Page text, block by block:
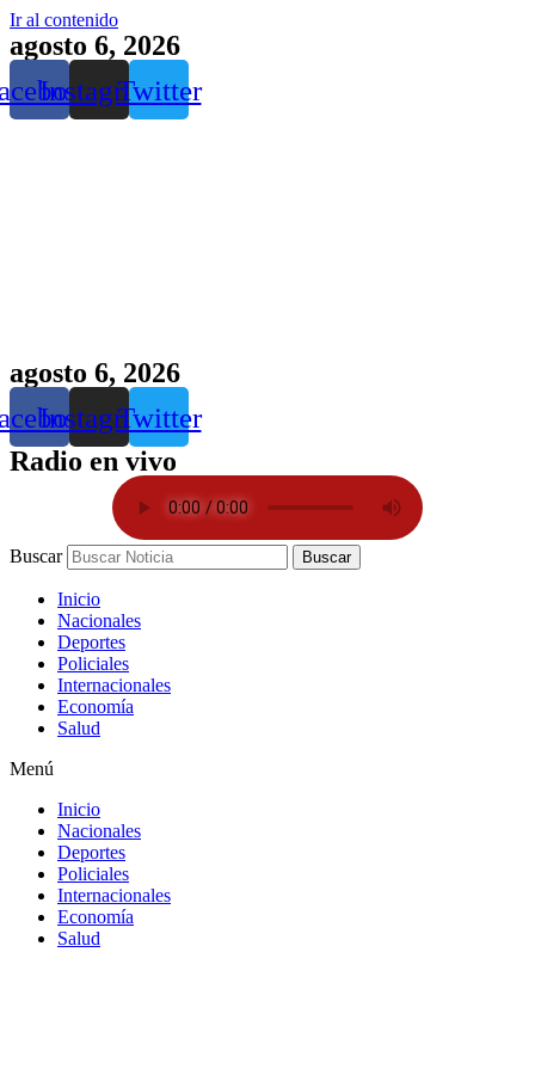
Ir al contenido
agosto 6, 2026
InstagramTwitter
agosto 6, 2026
InstagramTwitter
Radio en vivo
Buscar Buscar
Inicio
Nacionales
Deportes
Policiales
Internacionales
Economía
Salud
Menú
Inicio
Nacionales
Deportes
Policiales
Internacionales
Economía
Salud